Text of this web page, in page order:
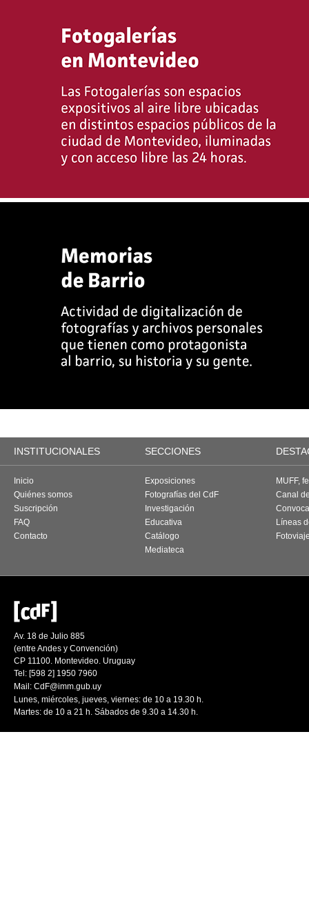
INSTITUCIONALES SECCIONES
Inicio
Quiénes somos
Suscripción
FAQ
Contacto
Exposiciones
Fotografías del CdF
Investigación
Educativa
Catálogo
Mediateca
MUFF,
Canal
Líneas
Av. 18 de Julio 885
(entre Andes y Convención)
CP 11100. Montevideo. Uruguay
Tel: [598 2] 1950 7960
Mail: CdF@imm.gub.uy
Lunes, miércoles, jueves, viernes: de 10 a 19.30 h.
Martes: de 10 a 21 h. Sábados de 9.30 a 14.30 h.